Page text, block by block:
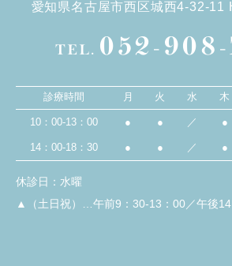
愛知県名古屋市西区城西4-32-11
TEL. 052-
診療時間 月 火 水 木
10：00-13：00 ● ● ／ ●
14：00-18：30 ● ● ／ ●
休診日：水曜
▲（土日祝）…午前9：30-13：00／午後